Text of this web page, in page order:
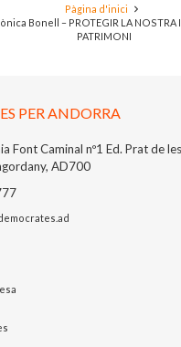
Pàgina d'inici
Bonell – PROTEGIR LA NOSTRA
PATRIMONI
PER ANDORRA
Font Caminal nº1 Ed. Prat de
AD700